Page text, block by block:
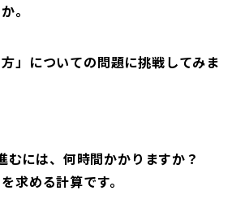
。
」についての問題に挑戦してみま
には、何時間かかりますか？
求める計算です。